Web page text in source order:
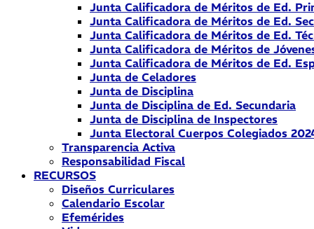
Junta Calificadora de Méritos de Ed.
Junta Calificadora de Méritos de Ed.
Junta Calificadora de Méritos de Ed.
Junta Calificadora de Méritos de
Junta Calificadora de Méritos de Ed.
Junta de Celadores
Junta de Disciplina
Junta de Disciplina de Ed. Secundaria
Junta de Disciplina de Inspectores
Junta Electoral Cuerpos Colegiados
Transparencia Activa
Responsabilidad Fiscal
RECURSOS
Diseños Curriculares
Calendario Escolar
Efemérides